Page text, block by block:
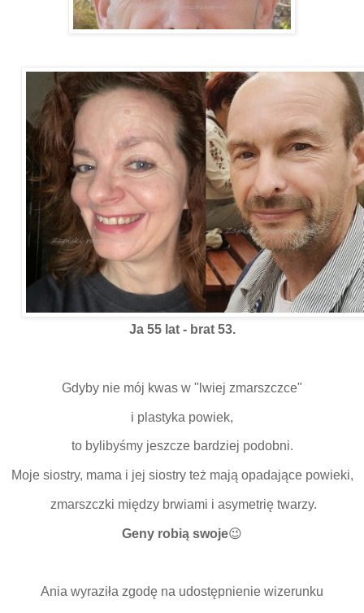
Ja 55 lat - brat 53.
Gdyby nie mój kwas w "lwiej zmarszczce"
i plastyka powiek,
to bylibyśmy jeszcze bardziej podobni.
Moje siostry, mama i jej siostry też mają opadające powieki,
zmarszczki między brwiami i asymetrię twarzy.
Geny robią swoje😉
Ania wyraziła zgodę na udostępnienie wizerunku